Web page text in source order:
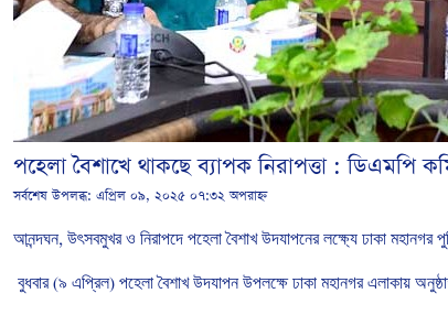
পহেলা বৈশাখে থাকছে ব্যাপক নিরাপত্তা : ডিএমপি
সর্বশেষ উপলব্ধ: এপ্রিল ০৯, ২০২৫ ০৭:৩২ অপরাহ্ন
আনন্দঘন, উৎসবমুখর ও নিরাপদে পহেলা বৈশাখ উদযাপনের লক্ষ্যে ঢাকা মহানগর
বুধবার(৯ এপ্রিল) পহেলা বৈশাখ উদযাপন উপলক্ষে ঢাকা মহানগর এলাকায়